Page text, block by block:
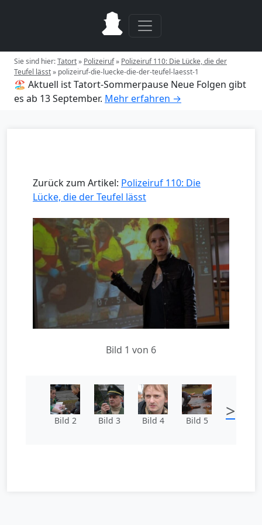
Sie sind hier:Tatort» Polizeiruf» Polizeiruf 110: Die Lücke, die der
Teufel lässt» polizeiruf-die-luecke-die-der-teufel-laesst-1
🏖️ Aktuell ist Tatort-Sommerpause Neue Folgen gibt
es ab 13 September. Mehr erfahren →
Zurück zum Artikel: Polizeiruf 110: Die
Lücke, die der Teufel lässt
Bild 1 von 6
Bild 2 Bild 3 Bild 4 Bild 5 >